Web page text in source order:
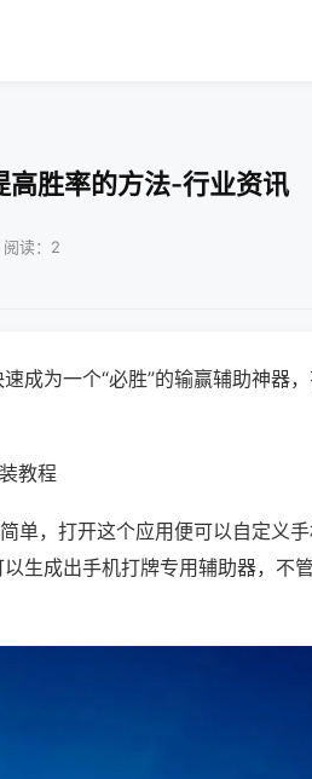
高胜率的方法-行业资讯
读：2
成为一个“必胜”的输赢辅助神器
教程
单，打开这个应用便可以自定义
生成出手机打牌专用辅助器，不